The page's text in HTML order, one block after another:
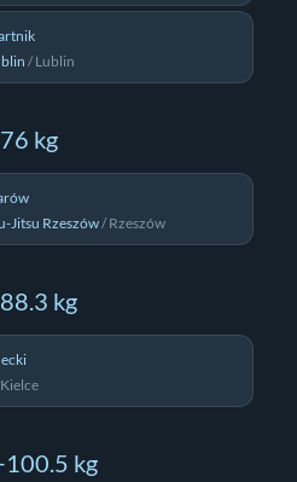
/Lublin
kg
Jitsu Rzeszów/Rzeszów
kg
Kielce
kg